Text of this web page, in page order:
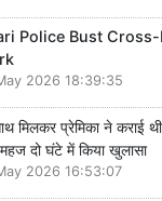
Police Bust
2026 18:39:35
मिलकर प्रेमिका ने कराई थी
दो घंटे में किया खुलासा
2026 16:53:07